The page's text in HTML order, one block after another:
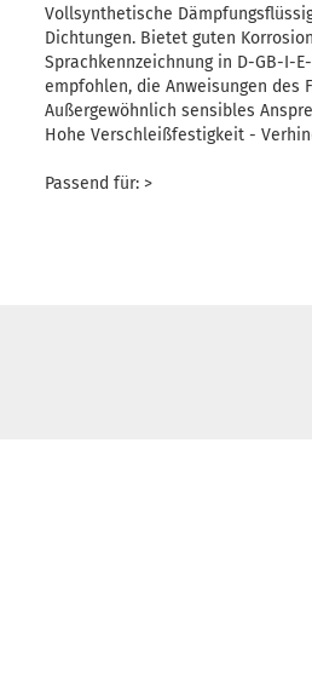
Vollsynthetische
Dichtungen. Bietet guten
Sprachkennzeichnung in D-GB-I-
empfohlen, die Anweisungen des
Außergewöhnlich sensibles
Hohe Verschleißfestigkeit -
Passend für: >